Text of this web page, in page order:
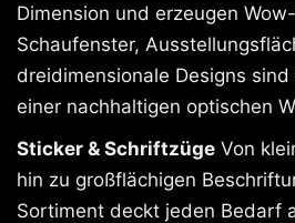
Dimension und erzeugen
Schaufenster,
dreidimensionale Designs
einer nachhaltigen optischen
Sticker & Schriftzüge Von
hin zu großflächigen
Sortiment deckt jeden Bedarf